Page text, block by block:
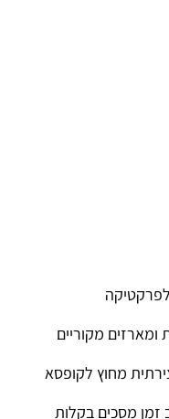
מקוריים
זמן מסכים בקלות